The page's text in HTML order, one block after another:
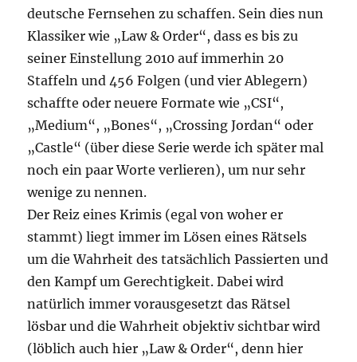
deutsche Fernsehen zu schaffen. Sein dies nun
Klassiker wie „Law & Order“, dass es bis zu
seiner Einstellung 2010 auf immerhin 20
Staffeln und 456 Folgen (und vier Ablegern)
schaffte oder neuere Formate wie „CSI“,
„Medium“, „Bones“, „Crossing Jordan“ oder
„Castle“ (über diese Serie werde ich später mal
noch ein paar Worte verlieren), um nur sehr
wenige zu nennen.
Der Reiz eines Krimis (egal von woher er
stammt) liegt immer im Lösen eines Rätsels
um die Wahrheit des tatsächlich Passierten und
den Kampf um Gerechtigkeit. Dabei wird
natürlich immer vorausgesetzt das Rätsel
lösbar und die Wahrheit objektiv sichtbar wird
(löblich auch hier „Law & Order“, denn hier